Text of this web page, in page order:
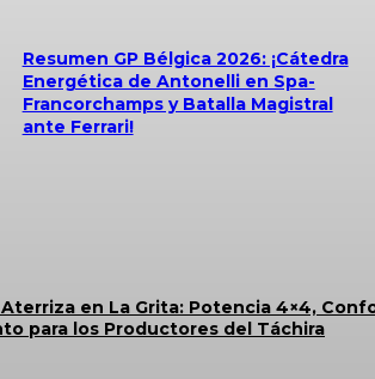
Resumen GP Bélgica 2026: ¡Cátedra
Energética de Antonelli en Spa-
Francorchamps y Batalla Magistral
ante Ferrari!
Aterriza en La Grita: Potencia 4×4,
para los Productores del Táchira